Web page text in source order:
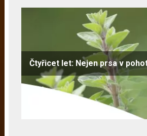
Čtyřicet let: Nejen prsa v